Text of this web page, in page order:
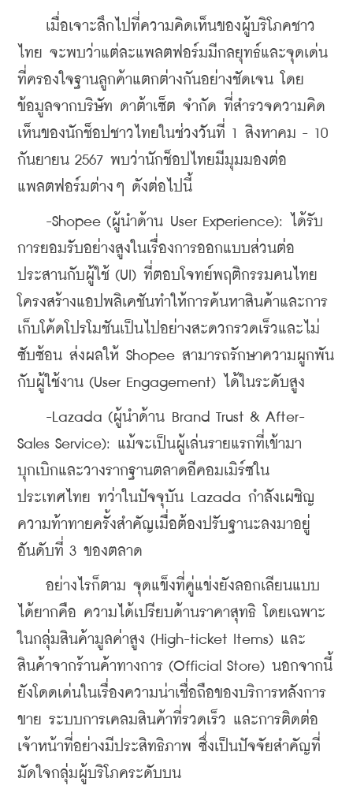
เมื่อเจาะลึกไปที่ความคิดเห็นของผู้บริโภคชาว
ไทย จะพบว่าแต่ละแพลตฟอร์มมีกลยุทธ์และจุดเด่น
ที่ครองใจฐานลูกค้าแตกต่างกันอย่างชัดเจน โดย
ข้อมูลจากบริษัท ดาต้าเซ็ต จำกัด ที่สำรวจความคิด
เห็นของนักช็อปชาวไทยในช่วงวันที่ 1 สิงหาคม - 10
กันยายน 2567 พบว่านักช็อปไทยมีมุมมองต่อ
แพลตฟอร์มต่างๆ ดังต่อไปนี้
-Shopee (ผู้นำด้าน User Experience): ได้รับ
การยอมรับอย่างสูงในเรื่องการออกแบบส่วนต่อ
ประสานกับผู้ใช้ (UI) ที่ตอบโจทย์พฤติกรรมคนไทย
โครงสร้างแอปพลิเคชันทำให้การค้นหาสินค้าและการ
เก็บโค้ดโปรโมชันเป็นไปอย่างสะดวกรวดเร็วและไม่
ซับซ้อน ส่งผลให้ Shopee สามารถรักษาความผูกพัน
กับผู้ใช้งาน (User Engagement) ได้ในระดับสูง
-Lazada (ผู้นำด้าน Brand Trust & After-
Sales Service): แม้จะเป็นผู้เล่นรายแรกที่เข้ามา
บุกเบิกและวางรากฐานตลาดอีคอมเมิร์ซใน
ประเทศไทย ทว่าในปัจจุบัน Lazada กำลังเผชิญ
ความท้าทายครั้งสำคัญเมื่อต้องปรับฐานะลงมาอยู่
อันดับที่ 3 ของตลาด
อย่างไรก็ตาม จุดแข็งที่คู่แข่งยังลอกเลียนแบบ
ได้ยากคือ ความได้เปรียบด้านราคาสุทธิ โดยเฉพาะ
ในกลุ่มสินค้ามูลค่าสูง (High-ticket Items) และ
สินค้าจากร้านค้าทางการ (Official Store) นอกจากนี้
ยังโดดเด่นในเรื่องความน่าเชื่อถือของบริการหลังการ
ขาย ระบบการเคลมสินค้าที่รวดเร็ว และการติดต่อ
เจ้าหน้าที่อย่างมีประสิทธิภาพ ซึ่งเป็นปัจจัยสำคัญที่
มัดใจกลุ่มผู้บริโภคระดับบน